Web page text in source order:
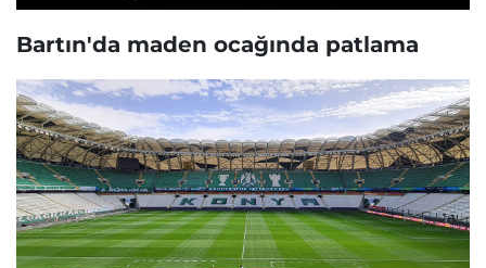
Bartın'da maden ocağında patlama